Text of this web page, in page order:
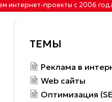
интернет-проекты с 2006
ТЕМЫ
Реклама в
Web сайты
Оптимизация